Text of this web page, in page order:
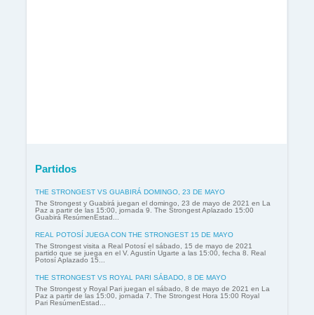
Partidos
THE STRONGEST VS GUABIRÁ DOMINGO, 23 DE MAYO
The Strongest y Guabirá juegan el domingo, 23 de mayo de 2021 en La
Paz a partir de las 15:00, jornada 9. The Strongest Aplazado 15:00
Guabirá ResúmenEstad...
REAL POTOSÍ JUEGA CON THE STRONGEST 15 DE MAYO
The Strongest visita a Real Potosí el sábado, 15 de mayo de 2021
partido que se juega en el V. Agustín Ugarte a las 15:00, fecha 8. Real
Potosí Aplazado 15...
THE STRONGEST VS ROYAL PARI SÁBADO, 8 DE MAYO
The Strongest y Royal Pari juegan el sábado, 8 de mayo de 2021 en La
Paz a partir de las 15:00, jornada 7. The Strongest Hora 15:00 Royal
Pari ResúmenEstad...